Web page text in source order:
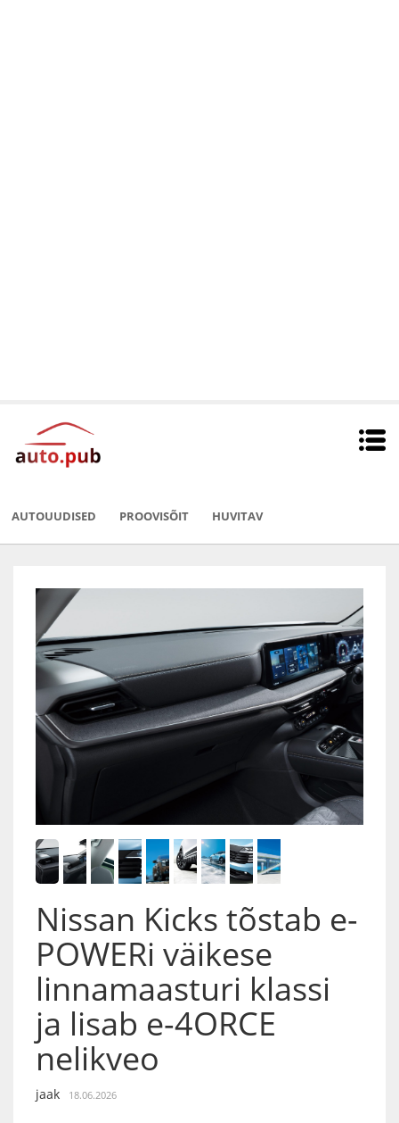
AUTOUUDISED PROOVISÕIT HUVITAV
Nissan Kicks tõstab e-
POWERi väikese
linnamaasturi klassi
ja lisab e-4ORCE
nelikveo
jaak 18.06.2026